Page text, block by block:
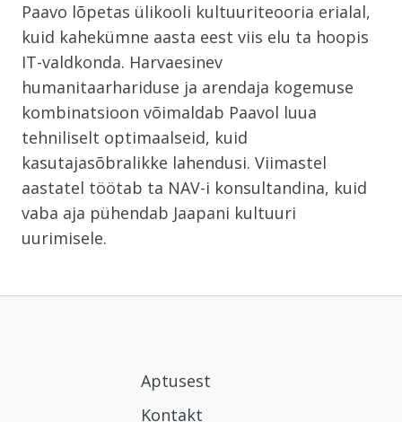
Paavo lõpetas ülikooli kultuuriteooria erialal,
kuid kahekümne aasta eest viis elu ta hoopis
IT-valdkonda. Harvaesinev
humanitaarhariduse ja arendaja kogemuse
kombinatsioon võimaldab Paavol luua
tehniliselt optimaalseid, kuid
kasutajasõbralikke lahendusi. Viimastel
aastatel töötab ta NAV-i konsultandina, kuid
vaba aja pühendab Jaapani kultuuri
uurimisele.
Aptusest
Kontakt